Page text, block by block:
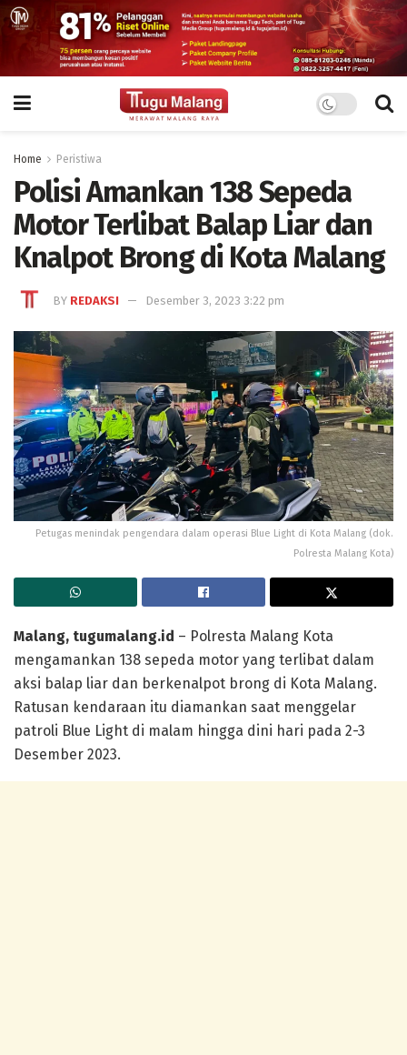
Home Peristiwa
Polisi Amankan 138 Sepeda
Motor Terlibat Balap Liar dan
Knalpot Brong di Kota Malang
BY REDAKSI Desember 3, 2023 3:22 pm
Petugas menindak pengendara dalam operasi Blue Light di Kota Malang (dok.
Polresta Malang Kota)
Malang, tugumalang.id – Polresta Malang Kota
mengamankan 138 sepeda motor yang terlibat dalam
aksi balap liar dan berkenalpot brong di Kota Malang.
Ratusan kendaraan itu diamankan saat menggelar
patroli Blue Light di malam hingga dini hari pada 2-3
Desember 2023.